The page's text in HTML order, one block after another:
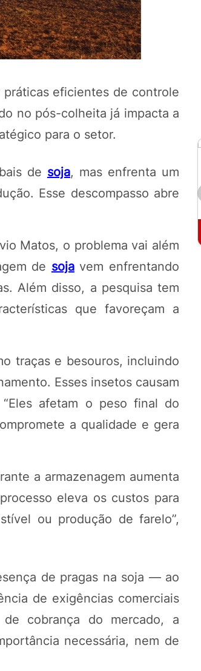
eficientes de controle
no pós-colheita já impacta a
para o setor.
de soja, mas enfrenta um
Esse descompasso abre
Matos, o problema vai além
de sojavem enfrentando
Além disso, a pesquisa tem
que favoreçam a
traças e besouros, incluindo
Esses insetos causam
afetam o peso final do
a qualidade e gera
a armazenagem aumenta
eleva os custos para
ou produção de farelo”,
de pragas na soja — ao
de exigências comerciais
cobrança do mercado, a
necessária, nem de
POTOSÍ Fertilizante Líquido
Orgânico 250ml